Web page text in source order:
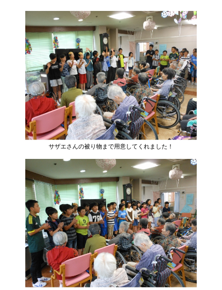
サザエさんの被り物まで用意してくれました！